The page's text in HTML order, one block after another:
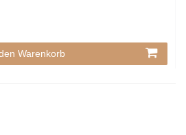
Warenkorb